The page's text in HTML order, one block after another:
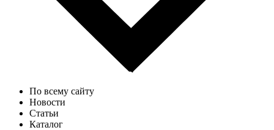
По всему сайту
Новости
Статьи
Каталог